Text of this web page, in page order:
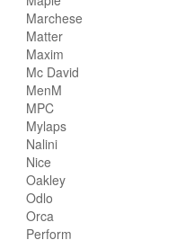
Marchese
Matter
Maxim
Mc David
MenM
MPC
Mylaps
Nalini
Nice
Oakley
Odlo
Orca
Perform